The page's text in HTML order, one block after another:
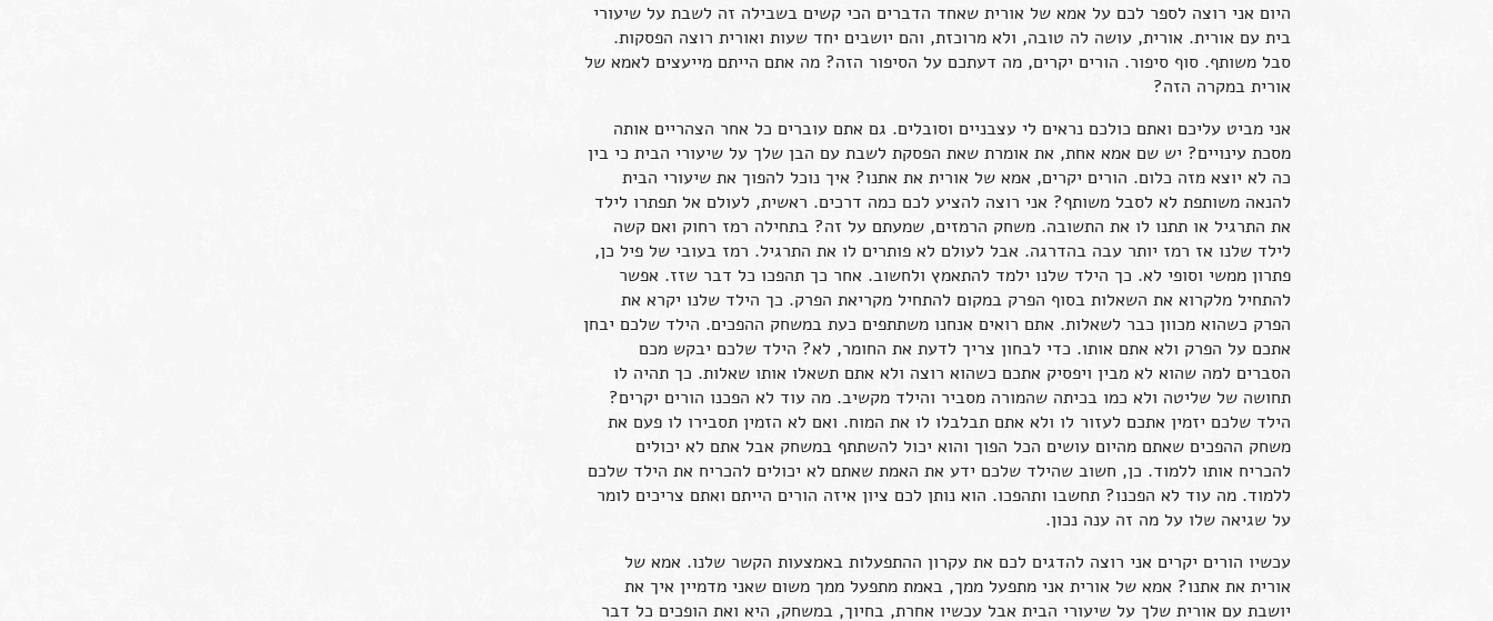
היום אני רוצה לספר לכם על אמא של אורית שאחד הדברים הכי קשים בשבילה זה לשבת על שיעורי
בית עם אורית. אורית, עושה לה טובה, ולא מרוכזת, והם יושבים יחד שעות ואורית רוצה הפסקות.
סבל משותף. סוף סיפור. הורים יקרים, מה דעתכם על הסיפור הזה? מה אתם הייתם מייעצים לאמא של
אורית במקרה הזה?
אני מביט עליכם ואתם כולכם נראים לי עצבניים וסובלים. גם אתם עוברים כל אחר הצהריים אותה
מסכת עינויים? יש שם אמא אחת, את אומרת שאת הפסקת לשבת עם הבן שלך על שיעורי הבית כי בין
כה לא יוצא מזה כלום. הורים יקרים, אמא של אורית את אתנו? איך נוכל להפוך את שיעורי הבית
להנאה משותפת לא לסבל משותף? אני רוצה להציע לכם כמה דרכים. ראשית, לעולם אל תפתרו לילד
את התרגיל או תתנו לו את התשובה. משחק הרמזים, שמעתם על זה? בתחילה רמז רחוק ואם קשה
לילד שלנו אז רמז יותר עבה בהדרגה. אבל לעולם לא פותרים לו את התרגיל. רמז בעובי של פיל כן,
פתרון ממשי וסופי לא. כך הילד שלנו ילמד להתאמץ ולחשוב. אחר כך תהפכו כל דבר שזז. אפשר
להתחיל מלקרוא את השאלות בסוף הפרק במקום להתחיל מקריאת הפרק. כך הילד שלנו יקרא את
הפרק כשהוא מכוון כבר לשאלות. אתם רואים אנחנו משתתפים כעת במשחק ההפכים. הילד שלכם יבחן
אתכם על הפרק ולא אתם אותו. כדי לבחון צריך לדעת את החומר, לא? הילד שלכם יבקש מכם
הסברים למה שהוא לא מבין ויפסיק אתכם כשהוא רוצה ולא אתם תשאלו אותו שאלות. כך תהיה לו
תחושה של שליטה ולא כמו בכיתה שהמורה מסביר והילד מקשיב. מה עוד לא הפכנו הורים יקרים?
הילד שלכם יזמין אתכם לעזור לו ולא אתם תבלבלו לו את המוח. ואם לא הזמין תסבירו לו פעם את
משחק ההפכים שאתם מהיום עושים הכל הפוך והוא יכול להשתתף במשחק אבל אתם לא יכולים
להכריח אותו ללמוד. כן, חשוב שהילד שלכם ידע את האמת שאתם לא יכולים להכריח את הילד שלכם
ללמוד. מה עוד לא הפכנו? תחשבו ותהפכו. הוא נותן לכם ציון איזה הורים הייתם ואתם צריכים לומר
על שגיאה שלו על מה זה ענה נכון.
עכשיו הורים יקרים אני רוצה להדגים לכם את עקרון ההתפעלות באמצעות הקשר שלנו. אמא של
אורית את אתנו? אמא של אורית אני מתפעל ממך, באמת מתפעל ממך משום שאני מדמיין איך את
יושבת עם אורית שלך על שיעורי הבית אבל עכשיו אחרת, בחיוך, במשחק, היא ואת הופכים כל דבר